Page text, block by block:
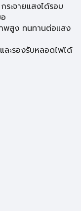
ระจายแสงได้รอบ
พสูง ทนทานต่อแสง
ะรองรับหลอดไฟได้